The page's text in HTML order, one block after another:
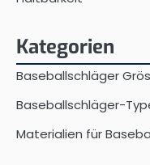
Kategorien
Baseballschläger
Baseballschläger-
Materialien für